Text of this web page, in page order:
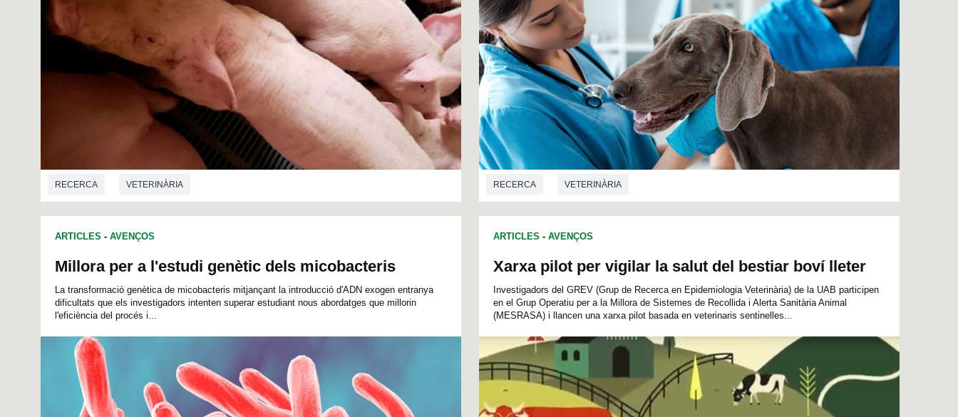
RECERCA VETERINÀRIA
ARTICLES - AVENÇOS
Millora per a l'estudi genètic dels micobacteris
La transformació genètica de micobacteris mitjançant la introducció d'ADN exogen entranya
dificultats que els investigadors intenten superar estudiant nous abordatges que millorin
l'eficiència del procés i...
RECERCA VETERINÀRIA
ARTICLES - AVENÇOS
Xarxa pilot per vigilar la salut del bestiar boví lleter
Investigadors del GREV (Grup de Recerca en Epidemiologia Veterinària) de la UAB participen
en el Grup Operatiu per a la Millora de Sistemes de Recollida i Alerta Sanitària Animal
(MESRASA) i llancen una xarxa pilot basada en veterinaris sentinelles...